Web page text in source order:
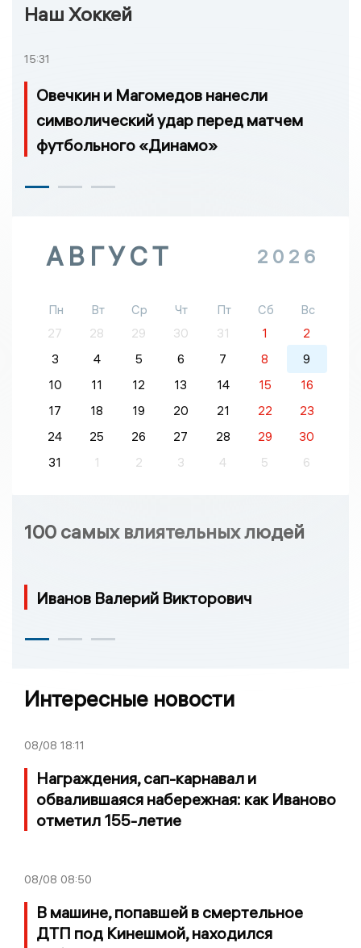
Наш Хоккей
15:31
Овечкин и Магомедов нанесли
символический удар перед матчем
футбольного «Динамо»
АВГУСТ 2026
Пн Вт Ср Чт Пт Сб
Вс
27
28 29 30 31 1
2
3
4 5 6 7 8
9
10
11 12 13 14 15
16
17
18 19 20 21 22
23
24
25 26 27 28 29
30
31
1 2 3 4 5 6
100 самых влиятельных людей
Иванов Валерий Викторович
Интересные новости
08/08 18:11
Награждения, сап-карнавал и
обвалившаяся набережная: как Иваново
отметил 155-летие
08/08 08:50
В машине, попавшей в смертельное
ДТП под Кинешмой, находился